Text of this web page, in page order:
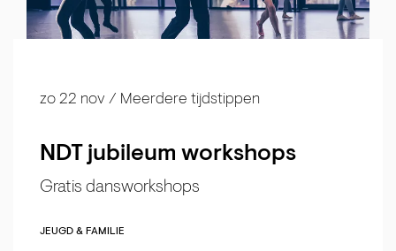
NDT jubileum workshops
Gratis dansworkshops
zo 22 nov / Meerdere tijdstippen
JEUGD & FAMILIE